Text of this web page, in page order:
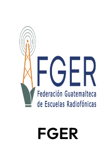
content
FGER